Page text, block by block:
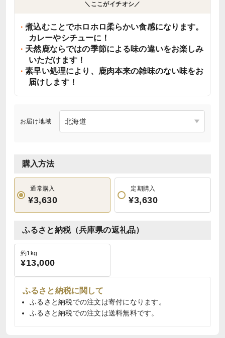
＼ここがイチオシ／
煮込むことでホロホロ柔らかい食感になります。
カレーやシチューに！
天然鹿ならではの季節による味の違いをお楽しみ
いただけます！
素早い処理により、鹿肉本来の雑味のない味をお
届けします！
お届け地域
購入方法
通常購入
¥3,630
定期購入
¥3,630
ふるさと納税（兵庫県の返礼品）
約1kg
¥13,000
ふるさと納税に関して
ふるさと納税での注文は寄付になります。
ふるさと納税での注文は送料無料です。